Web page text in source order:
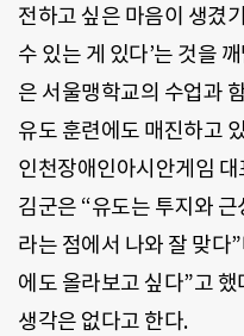
전하고 싶은 마음이 생겼
수 있는 게 있다’는 것을
은 서울맹학교의 수업과
유도 훈련에도 매진하고
인천장애인아시안게임
김군은 “유도는 투지와
라는 점에서 나와 잘 맞다
에도 올라보고 싶다”고 했
생각은 없다고 한다.